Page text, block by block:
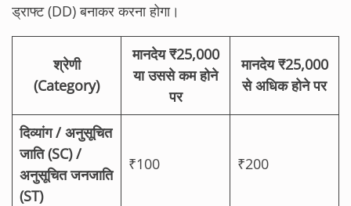
ड्राफ्ट (DD) बनाकर करना होगा।
श्रेणी
(Category)
मानदेय ₹25,000
या उससे कम होने
पर
मानदेय ₹25,000
से अधिक होने पर
दिव्यांग / अनुसूचित
जाति (SC) /
अनुसूचित जनजाति
(ST)
₹100 ₹200